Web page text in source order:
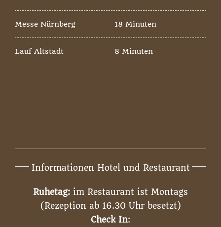
Messe Nürnberg 18 Minuten
Lauf Altstadt 8 Minuten
Informationen Hotel und Restaurant
Ruhetag: im Restaurant ist Montags
(Rezeption ab 16.30 Uhr besetzt)
Check In: